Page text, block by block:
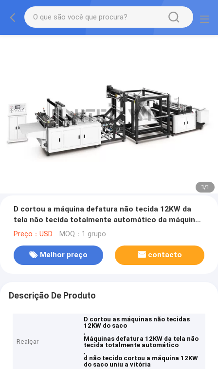
1/1
D cortou a máquina defatura não tecida 12KW da
tela não tecida totalmente automático da máquina
do saco
Preço：USD MOQ：1 grupo
Melhor preço contacto
Descrição De Produto
Realçar
D cortou as máquinas não tecidas
12KW do saco
,
Máquinas defatura 12KW da tela não
tecida totalmente automático
,
d não tecido cortou a máquina 12KW
do saco uniu a vitória